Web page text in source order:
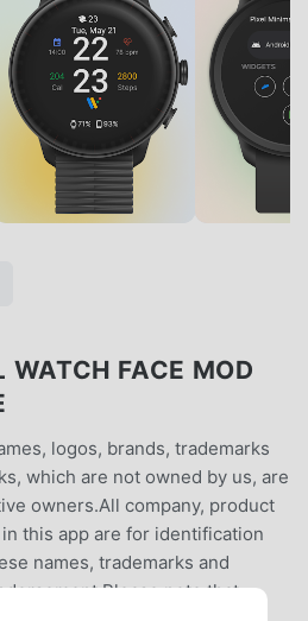
WATCH FACE MOD
logos, brands, trademarks
which are not owned by us, are
owners.All company, product
this app are for identification
names, trademarks and
note that